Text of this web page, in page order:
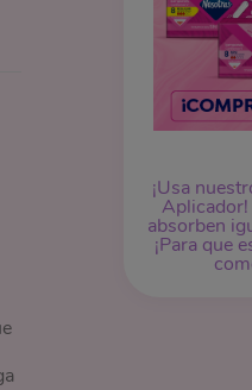
¡Usa
absorben
¡Para que